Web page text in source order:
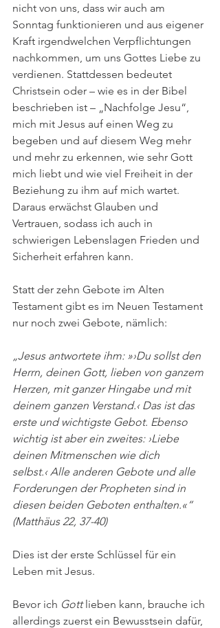
nicht von uns, dass wir auch am
Sonntag funktionieren und aus eigener
Kraft irgendwelchen Verpflichtungen
nachkommen, um uns Gottes Liebe zu
verdienen. Stattdessen bedeutet
Christsein oder – wie es in der Bibel
beschrieben ist – „Nachfolge Jesu“,
mich mit Jesus auf einen Weg zu
begeben und auf diesem Weg mehr
und mehr zu erkennen, wie sehr Gott
mich liebt und wie viel Freiheit in der
Beziehung zu ihm auf mich wartet.
Daraus erwächst Glauben und
Vertrauen, sodass ich auch in
schwierigen Lebenslagen Frieden und
Sicherheit erfahren kann.
Statt der zehn Gebote im Alten
Testament gibt es im Neuen Testament
nur noch zwei Gebote, nämlich:
„Jesus antwortete ihm: »›Du sollst den
Herrn, deinen Gott, lieben von ganzem
Herzen, mit ganzer Hingabe und mit
deinem ganzen Verstand.‹ Das ist das
erste und wichtigste Gebot. Ebenso
wichtig ist aber ein zweites: ›Liebe
deinen Mitmenschen wie dich
selbst.‹ Alle anderen Gebote und alle
Forderungen der Propheten sind in
diesen beiden Geboten enthalten.«“
(Matthäus 22, 37-40)
Dies ist der erste Schlüssel für ein
Leben mit Jesus.
Bevor ich Gott lieben kann, brauche ich
allerdings zuerst ein Bewusstsein dafür,